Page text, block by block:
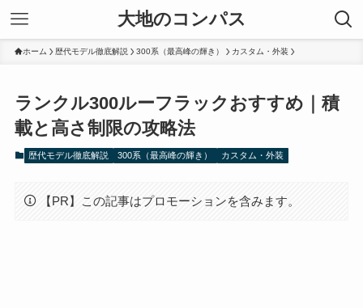
大地のコンパス
ホーム 歴代モデル徹底解説 300系（最高峰の輝き） カスタム・外装
ランクル300ルーフラックおすすめ｜積
載と高さ制限の攻略法
歴代モデル徹底解説 300系（最高峰の輝き） カスタム・外装
【PR】この記事はプロモーションを含みます。